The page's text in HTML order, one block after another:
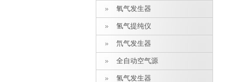
氧气发生器
氢气提纯仪
氘气发生器
全自动空气源
氢气发生器